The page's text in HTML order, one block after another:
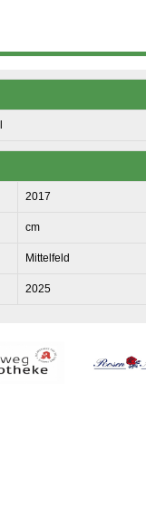
2017
cm
Mittelfeld
2025